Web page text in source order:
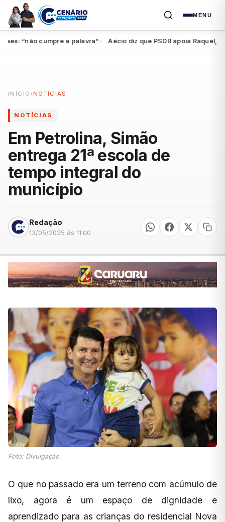
MENU
“não cumpre a palavra”● Aécio diz que PSDB apoia Raquel, mas
INÍCIO ›NOTÍCIAS
NOTÍCIAS
Em Petrolina, Simão
entrega 21ª escola de
tempo integral do
município
Redação
13/05/2025 às 11:00
Foto: Divulgação
O que no passado era um terreno com acúmulo de
lixo, agora é um espaço de dignidade e
aprendizado para as crianças do residencial Nova